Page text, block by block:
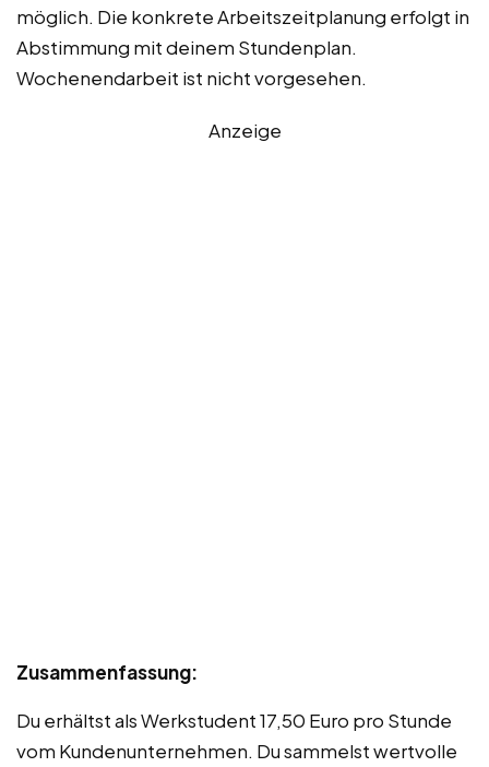
möglich. Die konkrete Arbeitszeitplanung erfolgt in
Abstimmung mit deinem Stundenplan.
Wochenendarbeit ist nicht vorgesehen.
Anzeige
Zusammenfassung:
Du erhältst als Werkstudent 17,50 Euro pro Stunde
vom Kundenunternehmen. Du sammelst wertvolle